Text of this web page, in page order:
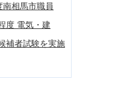
相馬市職員
度 電気・建
補者試験を実施